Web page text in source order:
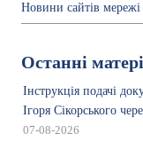
Новини сайтів
Останні
Інструкція подачі
Ігоря Сікорського
07-08-2026